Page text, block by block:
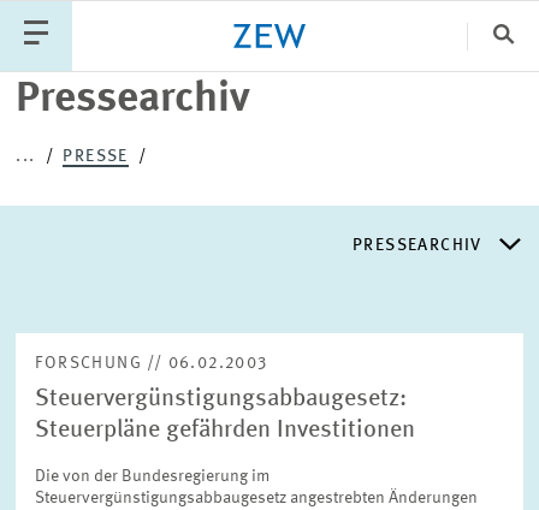
Pressearchiv
... PRESSE
PRESSEARCHIV
PRESSEVERTEILER
FORSCHUNG // 06.02.2003
Steuervergünstigungsabbaugesetz:
Steuerpläne gefährden Investitionen
Die von der Bundesregierung im
Steuervergünstigungsabbaugesetz angestrebten Änderungen